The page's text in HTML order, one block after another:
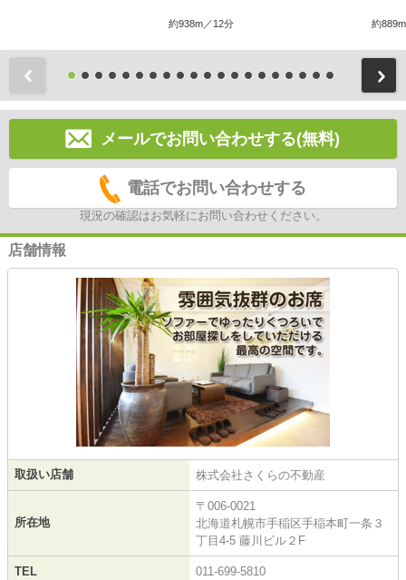
約938m／12分 約
メールでお問い合わせする(無料)
電話でお問い合わせする
現況の確認はお気軽にお問い合わせください。
店舗情報
取扱い店舗 株式会社さくらの不動産
所在地
〒006-0021
北海道札幌市手稲区手稲本町一条３
丁目4-5 藤川ビル２F
TEL 011-699-5810